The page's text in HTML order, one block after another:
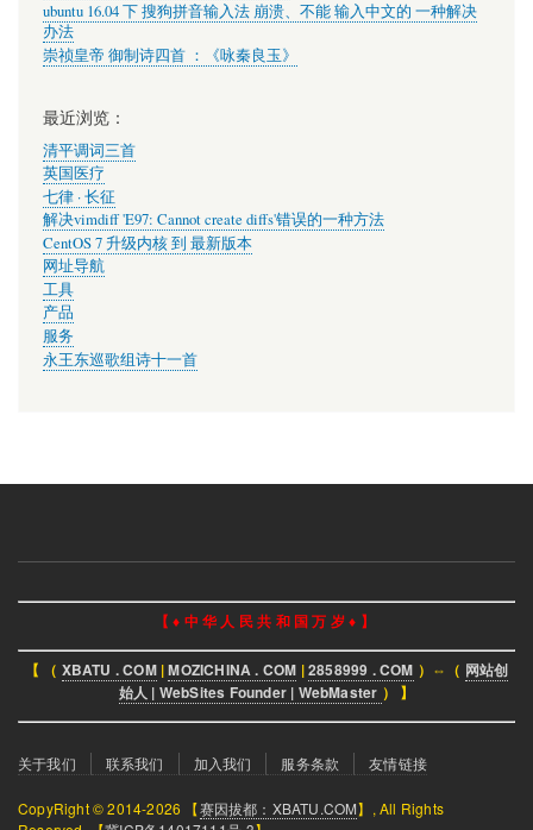
ubuntu 16.04 下 搜狗拼音输入法 崩溃、不能 输入中文的 一种解决
办法
崇祯皇帝 御制诗四首 ：《咏秦良玉》
最近浏览：
清平调词三首
英国医疗
七律 · 长征
解决vimdiff 'E97: Cannot create diffs'错误的一种方法
CentOS 7 升级内核 到 最新版本
网址导航
工具
产品
服务
永王东巡歌组诗十一首
【 ♦ 中 华 人 民 共 和 国 万 岁 ♦ 】
【 （ XBATU . COM|MOZICHINA . COM |2858999 . COM ）⇔（ 网站创
始人 | WebSites Founder | WebMaster ） 】
页
菜
关于我们 联系我们 加入我们 服务条款 友情链接
CopyRight © 2014-2026 【赛因拔都：XBATU.COM】, All Rights